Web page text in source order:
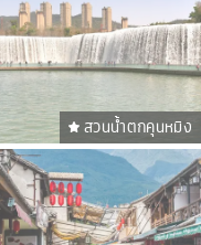
สวนน้ำตกคุนหมิง